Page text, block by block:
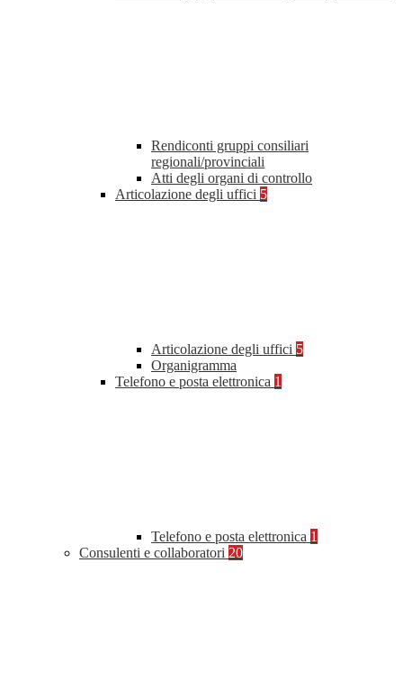
Rendiconti gruppi consiliari
regionali/provinciali
Atti degli organi di controllo
Articolazione degli uffici 5
Articolazione degli uffici 5
Organigramma
Telefono e posta elettronica 1
Telefono e posta elettronica 1
Consulenti e collaboratori 20